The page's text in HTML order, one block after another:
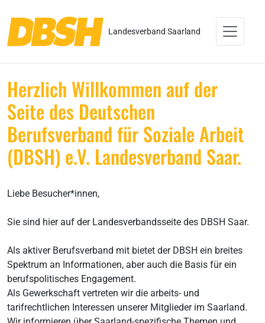
Landesverband Saarland
Herzlich Willkommen auf der
Seite des Deutschen
Berufsverband für Soziale Arbeit
(DBSH) e.V. Landesverband Saar.
Liebe Besucher*innen,
Sie sind hier auf der Landesverbandsseite des DBSH Saar.
Als aktiver Berufsverband mit bietet der DBSH ein breites
Spektrum an Informationen, aber auch die Basis für ein
berufspolitisches Engagement.
Als Gewerkschaft vertreten wir die arbeits- und
tarifrechtlichen Interessen unserer Mitglieder im Saarland.